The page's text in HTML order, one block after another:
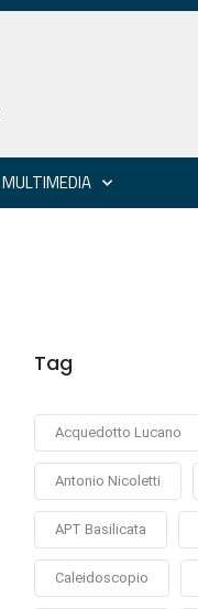
MULTIMEDIA
Tag
Acquedotto Lucano
Antonio Nicoletti
APT Basilicata
Caleidoscopio